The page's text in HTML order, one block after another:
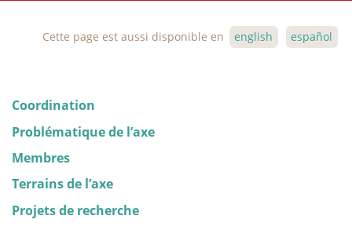
Cette page est aussi disponible en english español
Coordination
Problématique de l’axe
Membres
Terrains de l’axe
Projets de recherche